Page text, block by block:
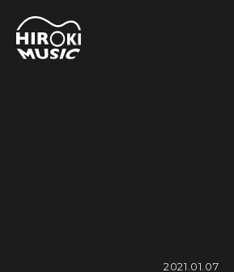
HOME
INSTRUMENTS
2021.01.07